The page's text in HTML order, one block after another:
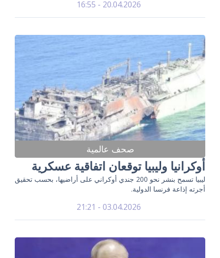
20.04.2026 - 16:55
صحف عالمية
أوكرانيا وليبيا توقعان اتفاقية عسكرية
ليبيا تسمح بنشر نحو 200 جندي أوكراني على أراضيها، بحسب تحقيق
أجرته إذاعة فرنسا الدولية.
03.04.2026 - 21:21